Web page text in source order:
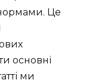
Це
основні
ми